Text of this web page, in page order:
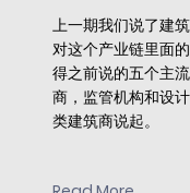
上一期我们说了建
对这个产业链里面
得之前说的五个主
商，监管机构和设
类建筑商说起。